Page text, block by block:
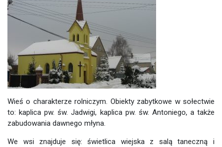
Wieś o charakterze rolniczym. Obiekty zabytkowe w sołectwie
to: kaplica pw. św. Jadwigi, kaplica pw. św. Antoniego, a także
zabudowania dawnego młyna.
We wsi znajduje się: świetlica wiejska z salą taneczną i